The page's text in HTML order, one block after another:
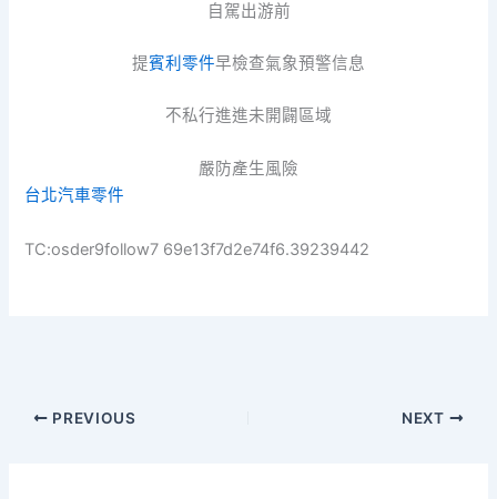
自駕出游前
提賓利零件早檢查氣象預警信息
不私行進進未開闢區域
嚴防產生風險
台北汽車零件
TC:osder9follow7 69e13f7d2e74f6.39239442
PREVIOUS NEXT